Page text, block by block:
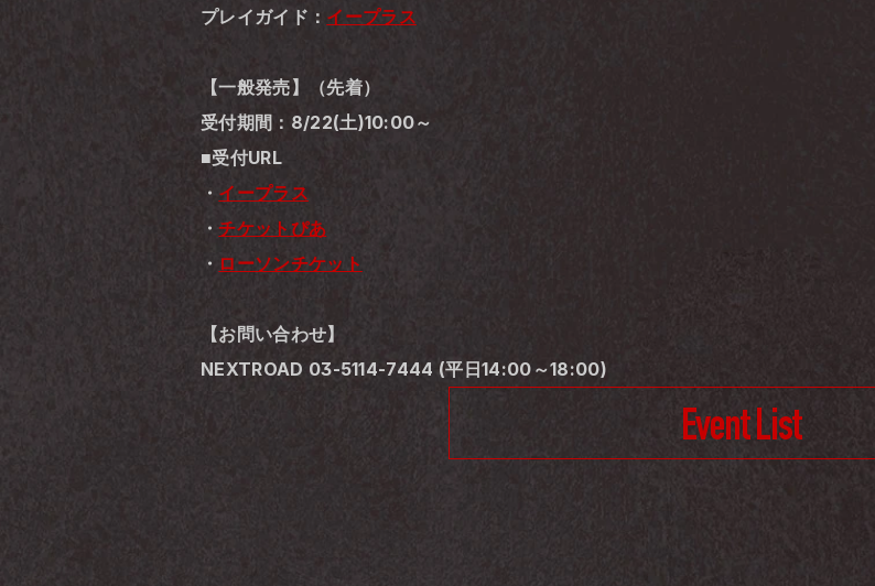
プレイガイド： イープラス
【一般発売】（先着）
受付期間：8/22(土)10:00～
■受付URL
・ イープラス
・チケットぴあ
・ ローソンチケット
【お問い合わせ】
NEXTROAD 03-5114-7444 (平日14:00～18:00)
Event List